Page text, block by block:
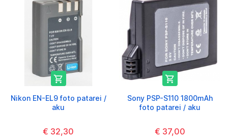

Nikon EN-EL9 foto patarei /
aku
€ 32,30

Sony PSP-S110 1800mAh
foto patarei / aku
€ 37,00